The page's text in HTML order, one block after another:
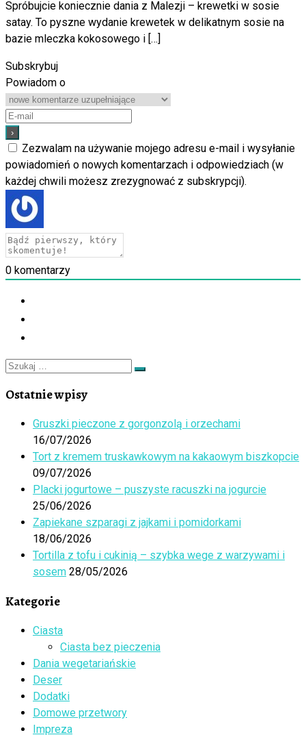
Spróbujcie koniecznie dania z Malezji – krewetki w sosie
satay. To pyszne wydanie krewetek w delikatnym sosie na
bazie mleczka kokosowego i […]
Subskrybuj
Powiadom o
Zezwalam na używanie mojego adresu e-mail i wysyłanie
powiadomień o nowych komentarzach i odpowiedziach (w
każdej chwili możesz zrezygnować z subskrypcji).
0 komentarzy
Szukaj
Szukaj
Ostatnie wpisy
Gruszki pieczone z gorgonzolą i orzechami
16/07/2026
Tort z kremem truskawkowym na kakaowym biszkopcie
09/07/2026
Placki jogurtowe – puszyste racuszki na jogurcie
25/06/2026
Zapiekane szparagi z jajkami i pomidorkami
18/06/2026
Tortilla z tofu i cukinią – szybka wege z warzywami i
sosem 28/05/2026
Kategorie
Ciasta
Ciasta bez pieczenia
Dania wegetariańskie
Deser
Dodatki
Domowe przetwory
Impreza